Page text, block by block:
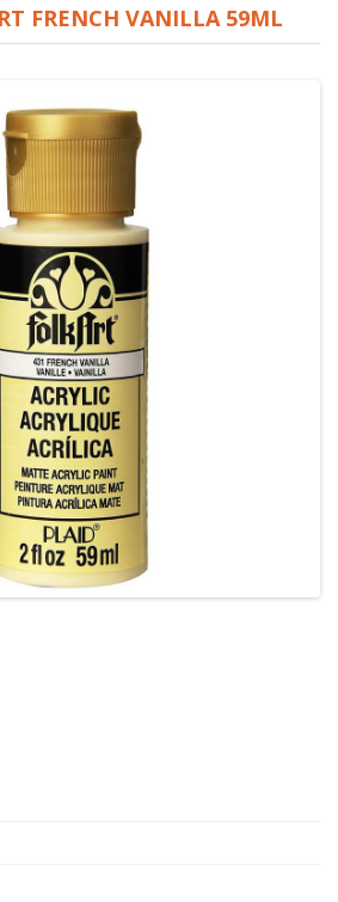
FRENCH VANILLA 59ML